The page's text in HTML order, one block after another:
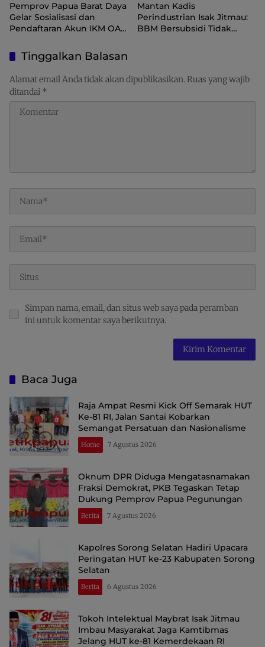
Pemprov Papua Barat Daya
Gelar Sosialisasi dan
Pendaftaran Akun IKM OAP
Mantan Kadis
Perindustrian Isak Jitmau:
BBM Bersubsidi Tidak
Tinggalkan Balasan
Alamat email Anda tidak akan dipublikasikan.Ruas yang wajib
ditandai *
Simpan nama, email, dan situs web saya pada peramban
ini untuk komentar saya berikutnya.
Baca Juga
Raja Ampat Resmi Kick Off Semarak HUT
Ke-81 RI, Jalan Santai Kobarkan
Semangat Persatuan dan Nasionalisme
Home 7 Agustus 2026
Oknum DPR Diduga Mengatasnamakan
Fraksi Demokrat, PKB Tegaskan Tetap
Dukung Pemprov Papua Pegunungan
Berita 7 Agustus 2026
Kapolres Sorong Selatan Hadiri Upacara
Peringatan HUT ke-23 Kabupaten Sorong
Selatan
Berita 6 Agustus 2026
Tokoh Intelektual Maybrat Isak Jitmau
Imbau Masyarakat Jaga Kamtibmas
Jelang HUT ke-81 Kemerdekaan RI